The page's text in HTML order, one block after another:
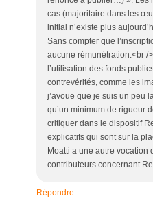
cas (majoritaire dans les
initial n’existe plus
Sans compter que
aucune rémunétration.<br /
l’utilisation des fonds
contrevérités, comme les
j’avoue que je suis un peu
qu’un minimum de rigueur
critiquer dans le dispositif
explicatifs qui sont sur la
Moatti a une autre vocation
contributeurs concernant
Répondre